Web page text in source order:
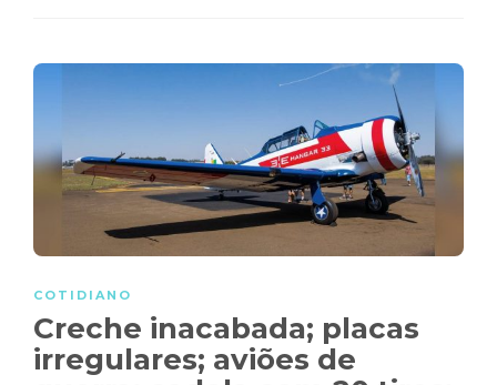
COTIDIANO
Creche inacabada; placas
irregulares; aviões de